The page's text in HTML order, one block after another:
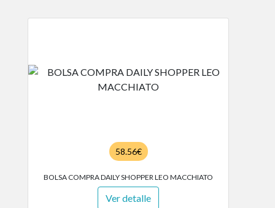
58.56€
BOLSA COMPRA DAILY SHOPPER LEO MACCHIATO
Ver detalle